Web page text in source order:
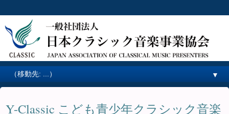
▼
Y-Classic こども青少年クラシック音楽